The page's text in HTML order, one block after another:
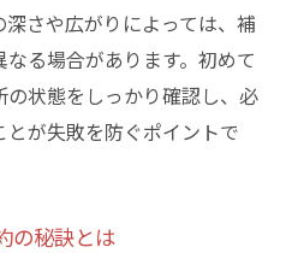
さや広がりによっては、補
る場合があります。初めて
状態をしっかり確認し、必
が失敗を防ぐポイントで
の秘訣とは